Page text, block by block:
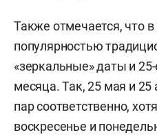
Также отмечается, что
популярностью
«зеркальные» даты и
месяца. Так, 25 мая и 25
пар соответственно,
воскресенье и